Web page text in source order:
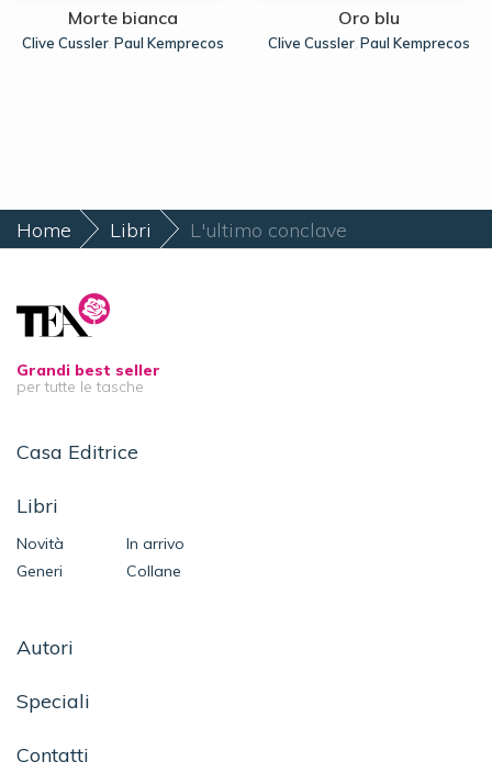
Morte bianca
Clive Cussler, Paul Kemprecos
Oro blu
Clive Cussler, Paul Kemprecos
Home Libri L'ultimo conclave
Grandi best seller
per tutte le tasche
Casa Editrice
Libri
Novità
In arrivo
Generi
Collane
Autori
Speciali
Contatti